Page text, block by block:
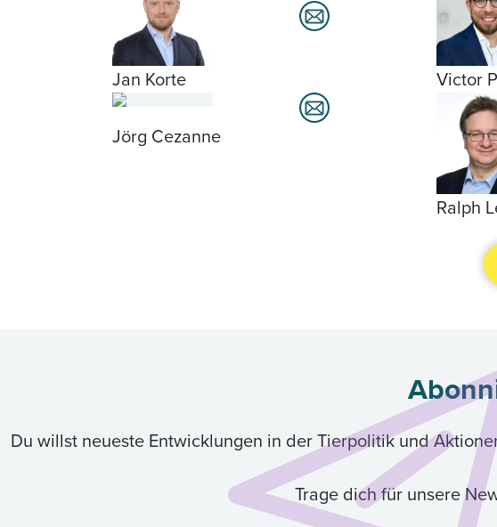
Jan Korte Victor
Jörg Cezanne
Ralph
Du willst neueste Entwicklungen in der Tierpolitik und
Trage dich für unsere